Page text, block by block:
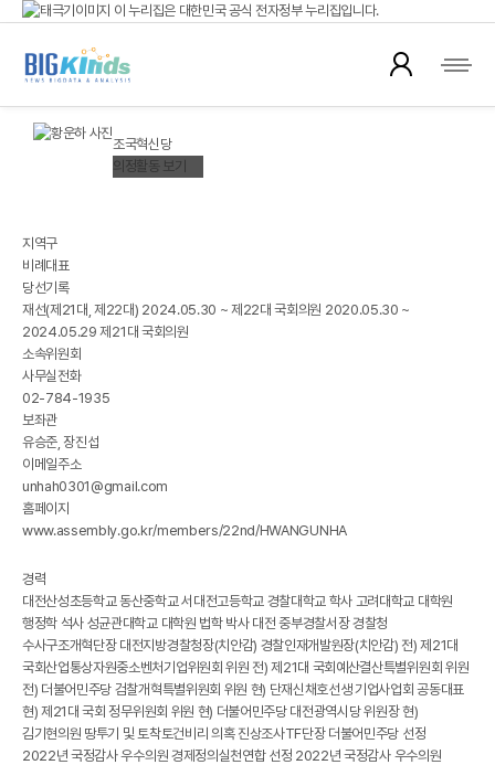
이 누리집은 대한민국 공식 전자정부 누리집입니다.
공식 누리집 주소 확인하기
go.kr 주소를 사용하는 누리집은 대한민국 정부기관이 관리하는 누리집입니다.
운영중인 공식 누리집보기
국회의원 뉴스
조국혁신당
의정활동 보기
지역구
비례대표
당선기록
재선(제21대, 제22대) 2024.05.30 ~ 제22대 국회의원 2020.05.30 ~
2024.05.29 제21대 국회의원
소속위원회
사무실전화
02-784-1935
보좌관
유승준, 장진섭
이메일주소
unhah0301@gmail.com
홈페이지
www.assembly.go.kr/members/22nd/HWANGUNHA
경력
대전산성초등학교 동산중학교 서대전고등학교 경찰대학교 학사 고려대학교 대학원
행정학 석사 성균관대학교 대학원 법학 박사 대전 중부경찰서장 경찰청
수사구조개혁단장 대전지방경찰청장(치안감) 경찰인재개발원장(치안감) 전) 제21대
국회산업통상자원중소벤처기업위원회 위원 전) 제21대 국회예산결산특별위원회 위원
전) 더불어민주당 검찰개혁특별위원회 위원 현) 단재신채호선생 기업사업회 공동대표
현) 제21대 국회 정무위원회 위원 현) 더불어민주당 대전광역시당 위원장 현)
김기현의원 땅투기 및 토착토건비리 의혹 진상조사TF단장 더불어민주당 선정
2022년 국정감사 우수의원 경제정의실천연합 선정 2022년 국정감사 우수의원